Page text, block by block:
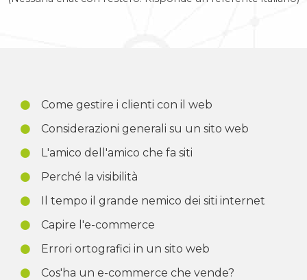
Come gestire i clienti con il web
Considerazioni generali su un sito web
L'amico dell'amico che fa siti
Perché la visibilità
Il tempo il grande nemico dei siti internet
Capire l'e-commerce
Errori ortografici in un sito web
Cos'ha un e-commerce che vende?